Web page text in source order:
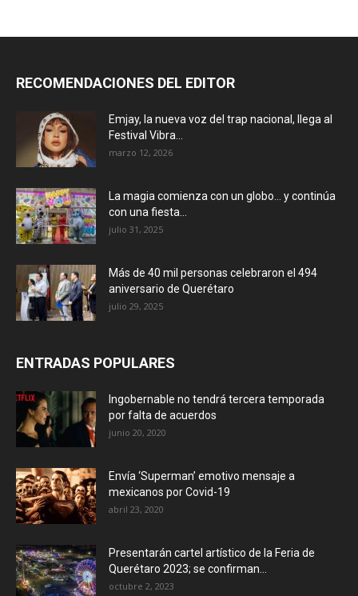
RECOMENDACIONES DEL EDITOR
Emjay, la nueva voz del trap nacional, llega al
Festival Vibra...
marzo 12, 2026
La magia comienza con un globo… y continúa
con una fiesta...
julio 31, 2025
Más de 40 mil personas celebraron el 494
aniversario de Querétaro
julio 29, 2025
ENTRADAS POPULARES
Ingobernable no tendrá tercera temporada
por falta de acuerdos
junio 20, 2020
Envía ‘Superman’ emotivo mensaje a
mexicanos por Covid-19
abril 23, 2020
Presentarán cartel artístico de la Feria de
Querétaro 2023; se confirman...
octubre 2, 2023